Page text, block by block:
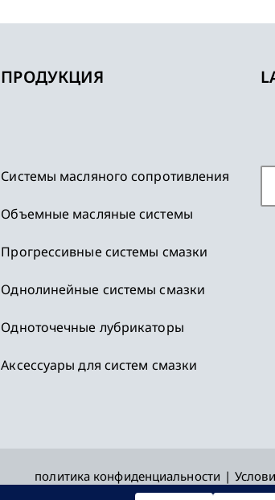
ПРОДУКЦИЯ
Системы масляного сопротивления
Объемные масляные системы
Прогрессивные системы смазки
Однолинейные системы смазки
Одноточечные лубрикаторы
Аксессуары для систем смазки
политика конфиденциальности